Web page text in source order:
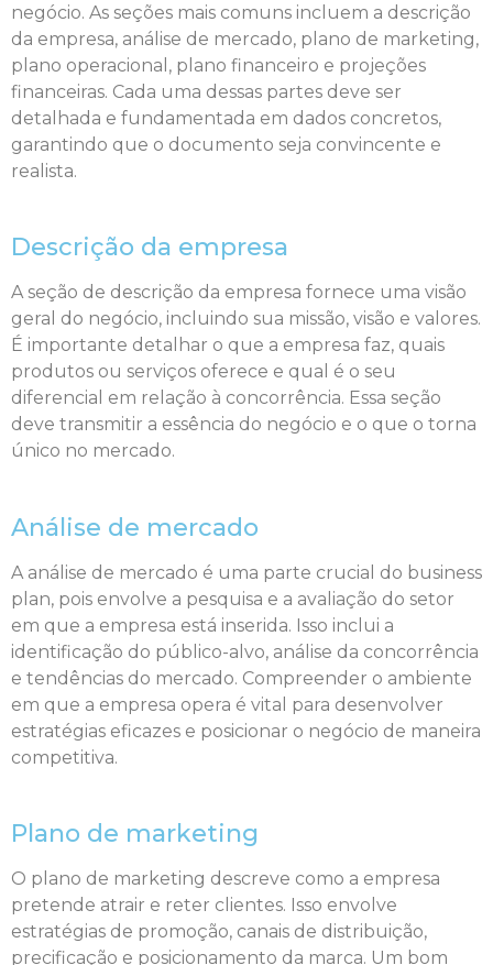
negócio. As seções mais comuns incluem a descrição
da empresa, análise de mercado, plano de marketing,
plano operacional, plano financeiro e projeções
financeiras. Cada uma dessas partes deve ser
detalhada e fundamentada em dados concretos,
garantindo que o documento seja convincente e
realista.
Descrição da empresa
A seção de descrição da empresa fornece uma visão
geral do negócio, incluindo sua missão, visão e valores.
É importante detalhar o que a empresa faz, quais
produtos ou serviços oferece e qual é o seu
diferencial em relação à concorrência. Essa seção
deve transmitir a essência do negócio e o que o torna
único no mercado.
Análise de mercado
A análise de mercado é uma parte crucial do business
plan, pois envolve a pesquisa e a avaliação do setor
em que a empresa está inserida. Isso inclui a
identificação do público-alvo, análise da concorrência
e tendências do mercado. Compreender o ambiente
em que a empresa opera é vital para desenvolver
estratégias eficazes e posicionar o negócio de maneira
competitiva.
Plano de marketing
O plano de marketing descreve como a empresa
pretende atrair e reter clientes. Isso envolve
estratégias de promoção, canais de distribuição,
precificação e posicionamento da marca. Um bom